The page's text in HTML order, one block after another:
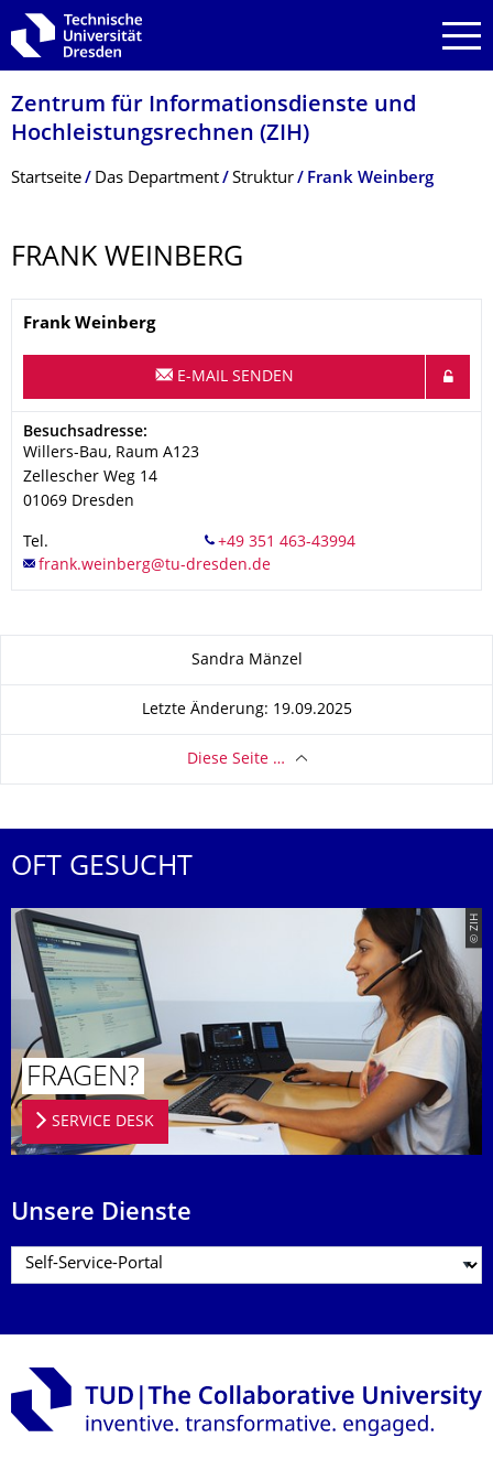
Zur Hauptnavigation springen
Zur Suche springen
Zum Inhalt springen
Zentrum für Informations­dienste und
Hochleistungs­rechnen (ZIH)
Breadcrumb-Menü
Startseite Das Department Struktur Frank Weinberg
FRANK WEINBERG
Name
Frank Weinberg
E-MAIL SENDEN
Adresse
Besuchsadresse:
Willers-Bau, Raum A123
Zellescher Weg 14
01069 Dresden
Tel.
Sandra Mänzel
Letzte Änderung: 19.09.2025
Diese Seite …
OFT GESUCHT
© ZIH
FRAGEN?
SERVICE DESK
Unsere Dienste